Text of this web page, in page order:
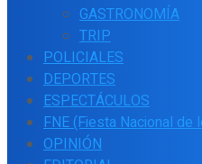
GASTRONOMÍA
TRIP
POLICIALES
DEPORTES
ESPECTÁCULOS
FNE (Fiesta Nacional de
OPINIÓN